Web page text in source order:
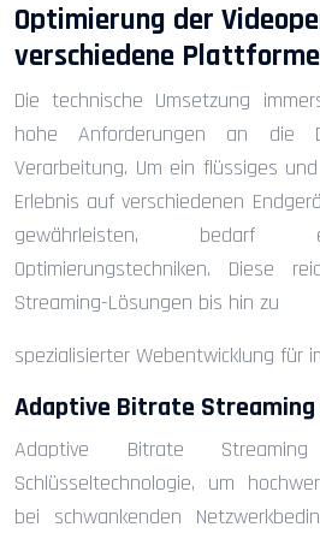
Optimierung der
verschiedene
Die technische Umsetzung
hohe Anforderungen an die
Verarbeitung. Um ein flüssiges
Erlebnis auf verschiedenen
gewährleisten, bedarf
Optimierungstechniken. Diese
Streaming-Lösungen bis hin zu
spezialisierter Webentwicklung für
Adaptive Bitrate Streaming
Adaptive Bitrate
Schlüsseltechnologie, um
bei schwankenden